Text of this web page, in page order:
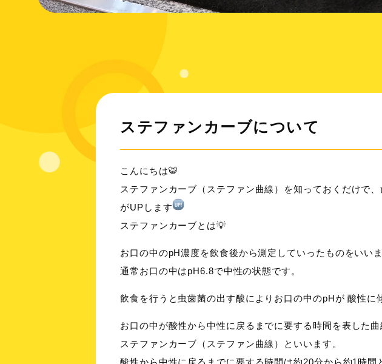
ステファンカーブについて
こんにちは🐯
ステファンカーブ（ステファン曲線）を知っておくだけで
がUPします
ステファンカーブとは💡
お口の中のpH濃度を飲食後から測定していったものをいいま
通常お口の中はpH6.8で中性の状態です。
飲食を行うと虫歯菌の出す酸によりお口の中のpHが 酸性に
お口の中が酸性から中性に戻るまでに要する時間を表した曲
ステファンカーブ（ステファン曲線）といいます。
酸性から中性に戻るまでに要する時間は約20分から約1時間